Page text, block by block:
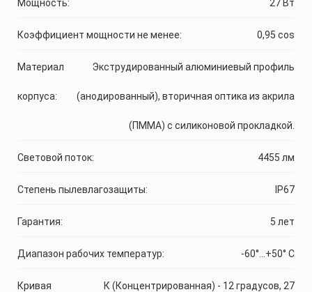
Мощность: 27 Вт
Коэффициент мощности не менее: 0,95 cos
Материал
корпуса:
Экструдированный алюминиевый профиль
(анодированный), вторичная оптика из акрила
(ПММА) с силиконовой прокладкой.
Световой поток: 4455 лм
Степень пылевлагозащиты: IP67
Гарантия: 5 лет
Диапазон рабочих температур: -60°...+50° C
Кривая К (Концентрированная) - 12 градусов, 27